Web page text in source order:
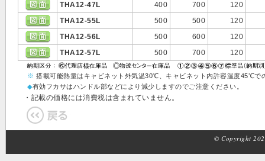
THA12-47L
400 700
120
THA12-55L
500 500
120
THA12-56L
500 600
120
THA12-57L
500 700 120
※ 搭載可能熱量はキャビネット外気温30℃、キャビネット内許容温度45℃で
◆有効フカサはハンドル部などにより減少しますのでご注意ください。
・記載の価格には消費税は含まれていません。
© Copyright